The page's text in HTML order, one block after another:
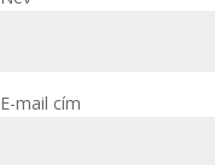
E-mail cím